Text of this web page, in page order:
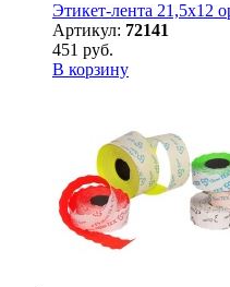
Этикет-лента 21,5х12
Артикул: 72141
451 руб.
В корзину